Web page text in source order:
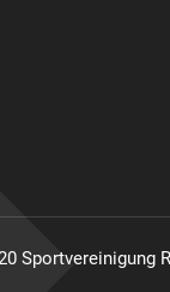
Sportvereinigung